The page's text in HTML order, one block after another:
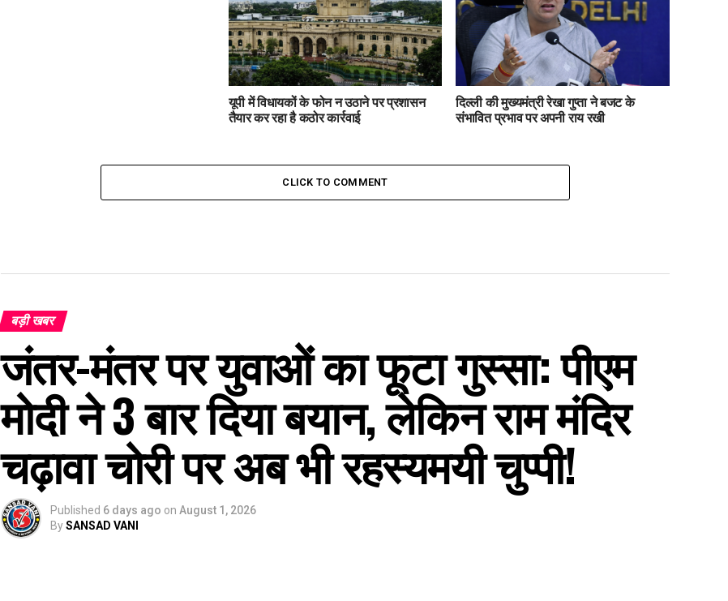
यूपी में विधायकों के फोन न उठाने पर प्रशासन
तैयार कर रहा है कठोर कार्रवाई
दिल्ली की मुख्यमंत्री रेखा गुप्ता ने बजट के
संभावित प्रभाव पर अपनी राय रखी
CLICK TO COMMENT
बड़ी खबर
जंतर-मंतर पर युवाओं का फूटा गुस्सा: पीएम
मोदी ने 3 बार दिया बयान, लेकिन राम मंदिर
चढ़ावा चोरी पर अब भी रहस्यमयी चुप्पी!
Published 6 days ago on August 1, 2026
BySANSAD VANI